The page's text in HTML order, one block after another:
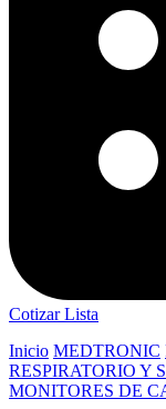
Cotizar Lista
Inicio MEDTRONIC
RESPIRATORIO Y
MONITORES DE